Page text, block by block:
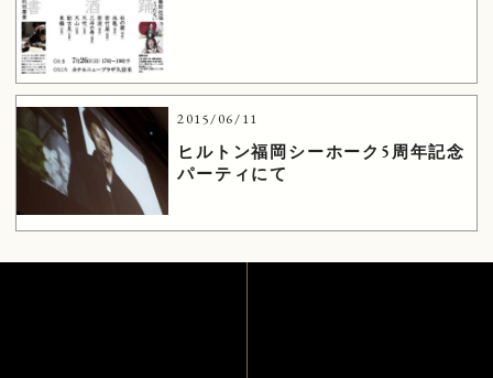
2015/06/11
ヒルトン福岡シーホーク5周年記念
パーティにて